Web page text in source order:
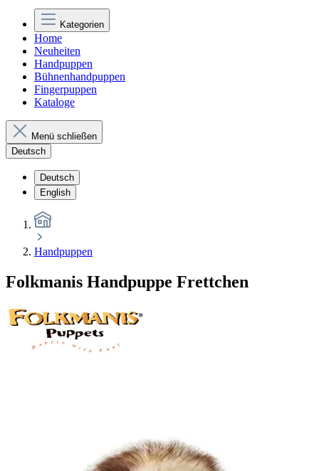
Kategorien
Home
Neuheiten
Handpuppen
Bühnenhandpuppen
Fingerpuppen
Kataloge
Menü schließen
Deutsch
Deutsch
English
Handpuppen
Folkmanis Handpuppe Frettchen